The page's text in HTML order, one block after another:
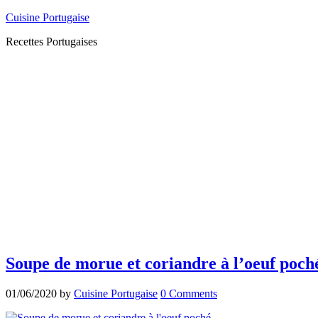
Cuisine Portugaise
Recettes Portugaises
Soupe de morue et coriandre à l’oeuf
01/06/2020 by Cuisine Portugaise 0 Comments